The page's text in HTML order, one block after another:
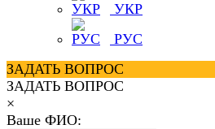
УКР
РУС
ЗАДАТЬ ВОПРОС
ЗАДАТЬ ВОПРОС
×
Ваше ФИО: